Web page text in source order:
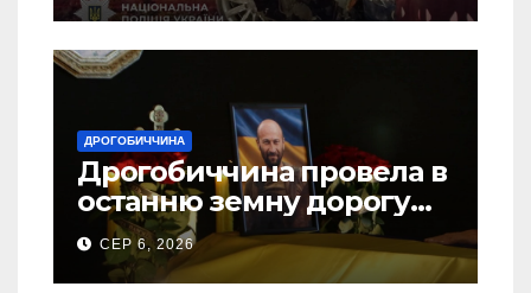
ДРОГОБИЧЧИНА
Дрогобиччина провела в
останню земну дорогу
свого Захисника – Олега
Торського
СЕР 6, 2026